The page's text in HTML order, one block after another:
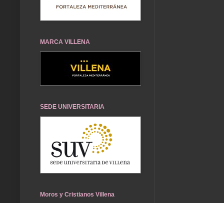
MARCA VILLENA
SEDE UNIVERSITARIA
Moros y Cristianos Villena